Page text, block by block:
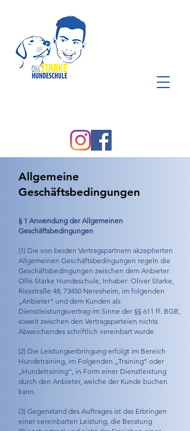
Allgemeine
Geschäftsbedingungen
§ 1 Anwendung der Allgemeinen
Geschäftsbedingungen
(1) Die von beiden Vertragspartnern akzeptierten
Allgemeinen Geschäftsbedingungen regeln die
Geschäftsbedingungen zwischen dem Anbieter
Ollis Starke Hundeschule, Inhaber: Oliver Starke,
Riesstraße 48, 73450 Neresheim, im folgenden
„Anbieter“ und dem Kunden als
Dienstleistungsvertrag im Sinne der §§ 611 ff. BGB,
soweit zwischen den Vertragsparteien nichts
Abweichendes schriftlich vereinbart wurde.
(2) Die Leistungserbringung erfolgt im Bereich
Hundetraining, im Folgenden „Training“ oder
„Hundetraining“, in Form einer Dienstleistung
durch den Anbieter, welche der Kunde buchen
kann.
(3) Gegenstand des Auftrages ist das Erbringen
einer vereinbarten Leistung, die Beratung